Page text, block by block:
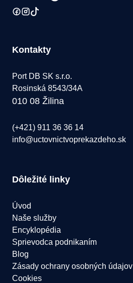
Kontakty
Port DB SK s.r.o.
Rosinská 8543/34A
010 08 Žilina
(+421) 911 36 36 14
info@uctovnictvoprekazdeho.sk
Dôležité linky
Úvod
Naše služby
Encyklopédia
Sprievodca podnikaním
Blog
Zásady ochrany osobných údajov
Cookies